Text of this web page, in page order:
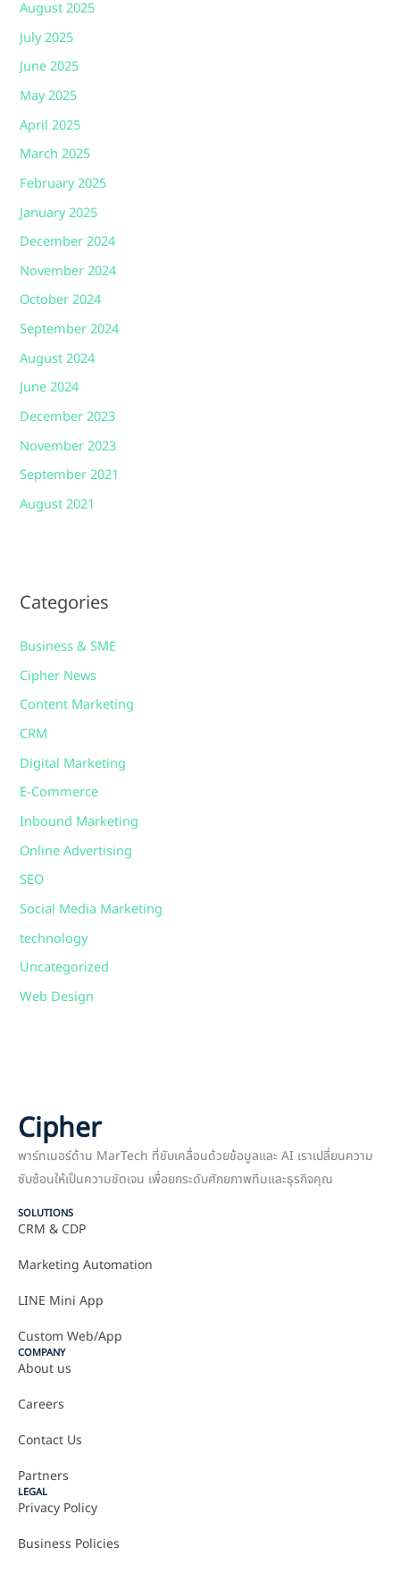
August 2025
July 2025
June 2025
May 2025
April 2025
March 2025
February 2025
January 2025
December 2024
November 2024
October 2024
September 2024
August 2024
June 2024
December 2023
November 2023
September 2021
August 2021
Categories
Business & SME
Cipher News
Content Marketing
CRM
Digital Marketing
E-Commerce
Inbound Marketing
Online Advertising
SEO
Social Media Marketing
technology
Uncategorized
Web Design
Cipher
พาร์ทเนอร์ด้าน MarTech ที่ขับเคลื่อนด้วยข้อมูลและ AI เราเปลี่ยนความ
ซับซ้อนให้เป็นความชัดเจน เพื่อยกระดับศักยภาพทีมและธุรกิจคุณ
SOLUTIONS
CRM & CDP
Marketing Automation
LINE Mini App
Custom Web/App
COMPANY
About us
Careers
Contact Us
Partners
LEGAL
Privacy Policy
Business Policies